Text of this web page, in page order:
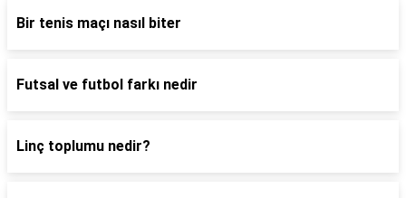
Bir tenis maçı nasıl biter
Futsal ve futbol farkı nedir
Linç toplumu nedir?